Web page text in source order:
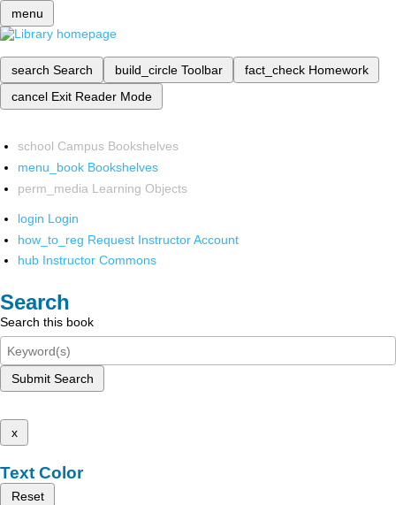
menu
search Search build_circle Toolbar fact_check Homework
cancel Exit Reader Mode
school Campus Bookshelves
menu_book Bookshelves
perm_media Learning Objects
login Login
how_to_reg Request Instructor Account
hub Instructor Commons
Search
Search this book
Submit Search
x
Text Color
Reset